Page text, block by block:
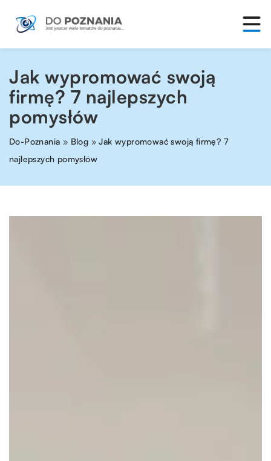
Jak wypromować swoją
firmę? 7 najlepszych
pomysłów
Do-Poznania » Blog »Jak wypromować swoją firmę? 7
najlepszych pomysłów